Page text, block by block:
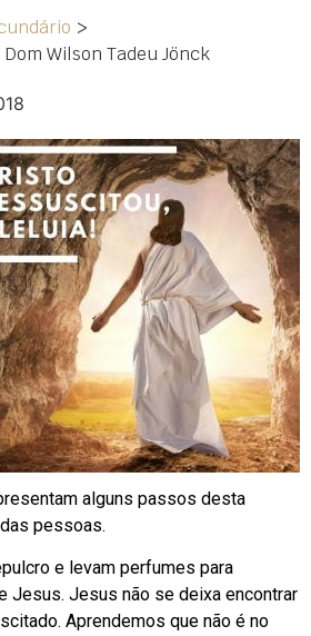
>
Wilson Tadeu Jönck
alguns passos desta
pessoas.
e levam perfumes para
Jesus. Jesus não se deixa encontrar
Aprendemos que não é no